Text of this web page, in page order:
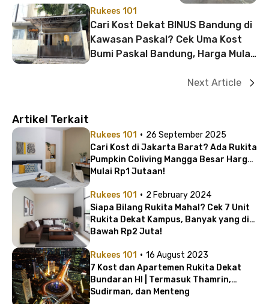
IPL!
Rukees 101
Cari Kost Dekat BINUS Bandung di
Kawasan Paskal? Cek Uma Kost
Bumi Paskal Bandung, Harga Mulai
Next Article
Artikel Terkait
Rukees 101 · 26 September 2025
Cari Kost di Jakarta Barat? Ada Rukita
Pumpkin Coliving Mangga Besar Harga
Mulai Rp1 Jutaan!
Rukees 101 · 2 February 2024
Siapa Bilang Rukita Mahal? Cek 7 Unit
Rukita Dekat Kampus, Banyak yang di
Bawah Rp2 Juta!
Rukees 101 · 16 August 2023
7 Kost dan Apartemen Rukita Dekat
Bundaran HI | Termasuk Thamrin,
Sudirman, dan Menteng